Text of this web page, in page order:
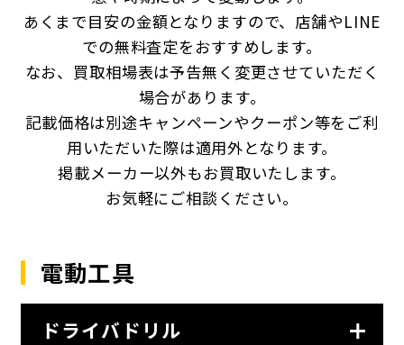
あくまで目安の金額となりますので、店舗やLINE
での無料査定をおすすめします。
なお、買取相場表は予告無く変更させていただく
場合があります。
記載価格は別途キャンペーンやクーポン等をご利
用いただいた際は適用外となります。
掲載メーカー以外もお買取いたします。
お気軽にご相談ください。
電動工具
ドライバドリル